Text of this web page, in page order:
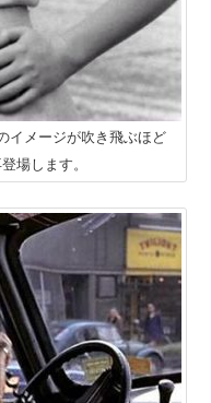
イメージが吹き飛ぶほど
場します。